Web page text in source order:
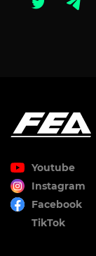
Youtube
Instagram
Facebook
TikTok